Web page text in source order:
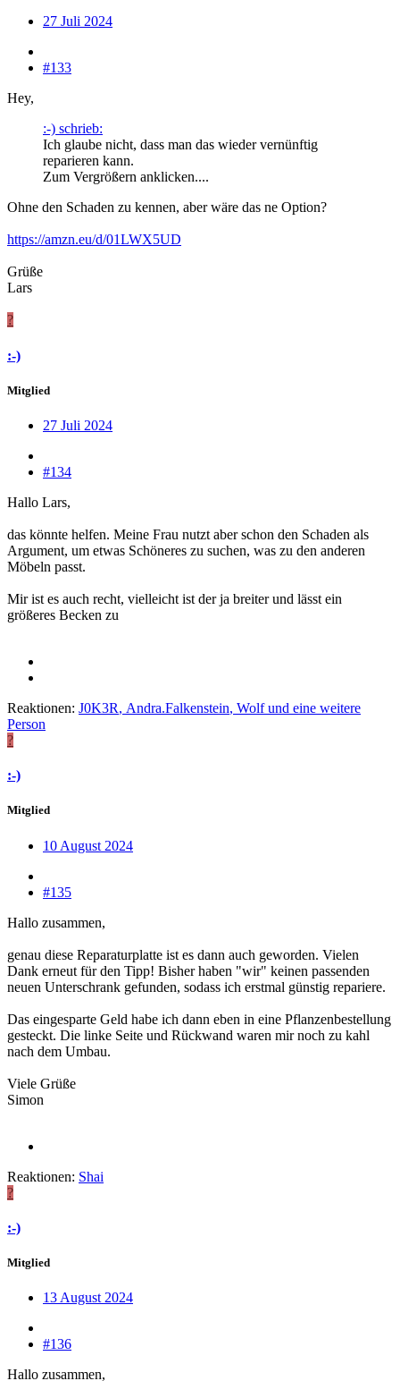
27 Juli 2024
#133
Hey,
:-) schrieb:
Ich glaube nicht, dass man das wieder vernünftig
reparieren kann.
Zum Vergrößern anklicken....
Ohne den Schaden zu kennen, aber wäre das ne Option?
https://amzn.eu/d/01LWX5UD
Grüße
Lars
?
:-)
Mitglied
27 Juli 2024
#134
Hallo Lars,
das könnte helfen. Meine Frau nutzt aber schon den Schaden als
Argument, um etwas Schöneres zu suchen, was zu den anderen
Möbeln passt.
Mir ist es auch recht, vielleicht ist der ja breiter und lässt ein
größeres Becken zu
Reaktionen: J0K3R, Andra.Falkenstein, Wolfund eine weitere
Person
?
:-)
Mitglied
10 August 2024
#135
Hallo zusammen,
genau diese Reparaturplatte ist es dann auch geworden. Vielen
Dank erneut für den Tipp! Bisher haben "wir" keinen passenden
neuen Unterschrank gefunden, sodass ich erstmal günstig repariere.
Das eingesparte Geld habe ich dann eben in eine Pflanzenbestellung
gesteckt. Die linke Seite und Rückwand waren mir noch zu kahl
nach dem Umbau.
Viele Grüße
Simon
Reaktionen: Shai
?
:-)
Mitglied
13 August 2024
#136
Hallo zusammen,